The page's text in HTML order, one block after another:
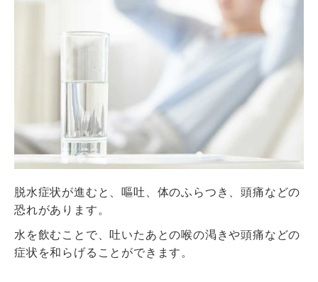
脱水症状が進むと、嘔吐、体のふらつき、頭痛などの
恐れがあります。
水を飲むことで、吐いたあとの喉の渇きや頭痛などの
症状を和らげることができます。